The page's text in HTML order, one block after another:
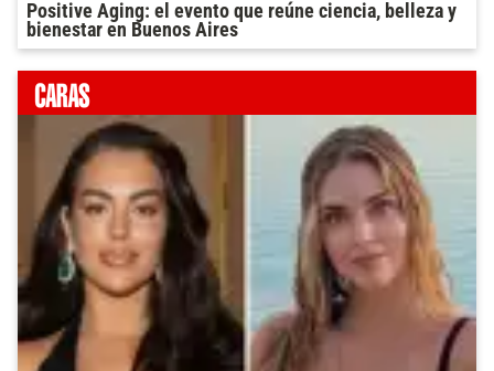
Positive Aging: el evento que reúne ciencia, belleza y
bienestar en Buenos Aires